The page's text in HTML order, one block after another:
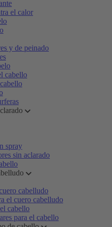
el calor
y de peinado
cabello
spray
sin aclarado
cabelludo
el cuero cabelludo
cabello
para el cabello